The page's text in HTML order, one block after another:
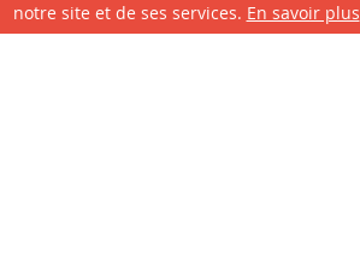
Le site de A à Z Contactez la Associations
notre site et de ses services. En savoir plus